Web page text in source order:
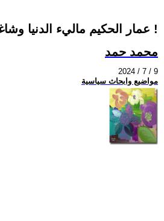
عمار الحكيم ماليء الدنيا وشاغل الناس !
محمد حمد
2024 / 7 / 9
مواضيع وابحاث سياسية